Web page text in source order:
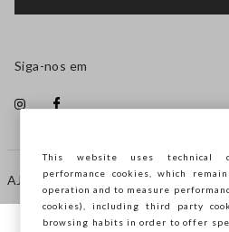
AJUDA
Siga-nos em
This website uses technical
performance cookies, which
operation and to measure
cookies), including third party
browsing habits in order to offer